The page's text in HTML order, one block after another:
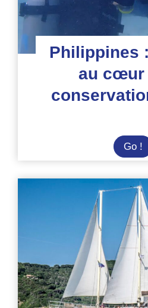
Philippines
au cœur
Go !
:
au